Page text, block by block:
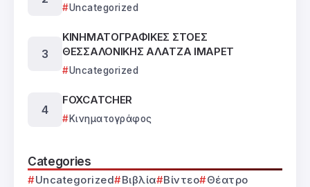
Uncategorized
ΚΙΝΗΜΑΤΟΓΡΑΦΙΚΕΣ ΣΤΟΕΣ
ΘΕΣΣΑΛΟΝΙΚΗΣ ΑΛΑΤΖΑ ΙΜΑΡΕΤ
Uncategorized
FOXCATCHER
Κινηματογράφος
Categories
Uncategorized Βιβλία Βίντεο
Θέατρο